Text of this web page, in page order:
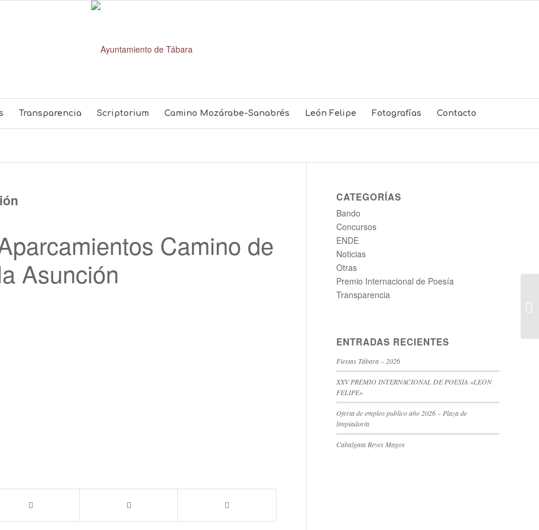
Transparencia Scriptorium Camino Mozárabe-Sanabrés León Felipe Fotografías Contacto
Camino de
Asunción
CATEGORÍAS
Bando
Concursos
ENDE
Noticias
Otras
Premio Internacional de Poesía
Transparencia
ENTRADAS RECIENTES
Fiestas Tábara – 2026
XXV PREMIO INTERNACIONAL DE POESÍA «LEÓN
FELIPE»
Oferta de empleo publico año 2026 – Plaza de
limpiador/a
Cabalgata Reyes Magos